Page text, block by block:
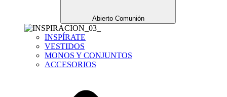
Abierto Comunión
INSPÍRATE
VESTIDOS
MONOS Y CONJUNTOS
ACCESORIOS